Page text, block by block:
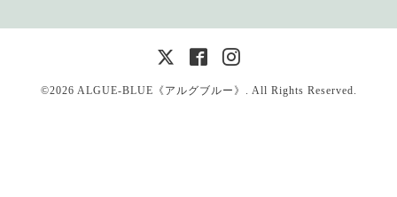
©2026 ALGUE-BLUE《アルグブルー》 . All Rights Reserved.